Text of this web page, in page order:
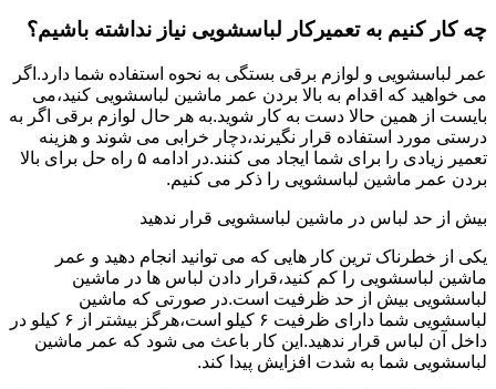
چه کار کنیم به تعمیرکار لباسشویی نیاز نداشته باشیم؟
عمر لباسشویی و لوازم برقی بستگی به نحوه استفاده شما دارد.اگر
می خواهید که اقدام به بالا بردن عمر ماشین لباسشویی کنید،می
بایست از همین حالا دست به کار شوید.به هر حال لوازم برقی اگر به
درستی مورد استفاده قرار نگیرند،دچار خرابی می شوند و هزینه
تعمیر زیادی را برای شما ایجاد می کنند.در ادامه ۵ راه حل برای بالا
بردن عمر ماشین لباسشویی را ذکر می کنیم.
بیش از حد لباس در ماشین لباسشویی قرار ندهید
یکی از خطرناک ترین کار هایی که می توانید انجام دهید و عمر
ماشین لباسشویی را کم کنید،قرار دادن لباس ها در ماشین
لباسشویی بیش از حد ظرفیت است.در صورتی که ماشین
لباسشویی شما دارای ظرفیت ۶ کیلو است،هرگز بیشتر از ۶ کیلو در
داخل آن لباس قرار ندهید.این کار باعث می شود که عمر ماشین
لباسشویی شما به شدت افزایش پیدا کند.